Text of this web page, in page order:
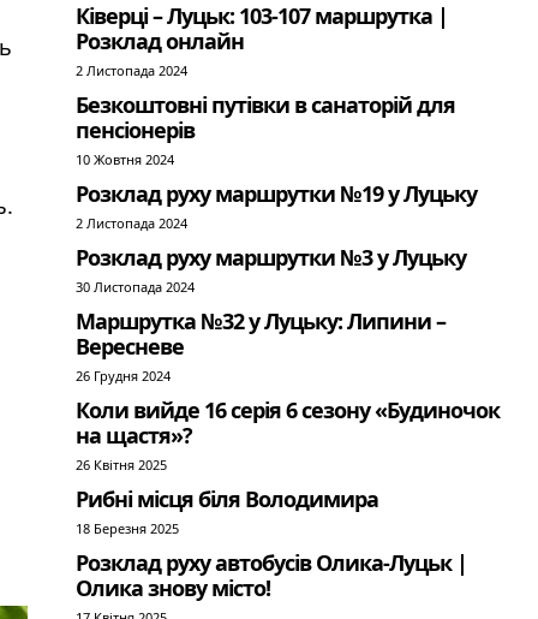
Ківерці – Луцьк: 103-107 маршрутка |
Розклад онлайн
2 Листопада 2024
Безкоштовні путівки в санаторій для
пенсіонерів
10 Жовтня 2024
Розклад руху маршрутки №19 у Луцьку
2 Листопада 2024
Розклад руху маршрутки №3 у Луцьку
30 Листопада 2024
Маршрутка №32 у Луцьку: Липини –
Вересневе
26 Грудня 2024
Коли вийде 16 серія 6 сезону «Будиночок
на щастя»?
26 Квітня 2025
Рибні місця біля Володимира
18 Березня 2025
Розклад руху автобусів Олика-Луцьк |
Олика знову місто!